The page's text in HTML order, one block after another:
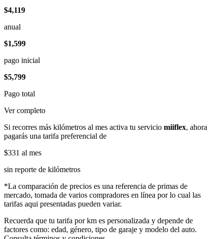
$4,119
anual
$1,599
pago inicial
$5,799
Pago total
Ver completo
Si recorres más kilómetros al mes activa tu servicio miiflex, ahora
pagarás una tarifa preferencial de
$331 al mes
sin reporte de kilómetros
*La comparación de precios es una referencia de primas de
mercado, tomada de varios compradores en línea por lo cual las
tarifas aqui presentadas pueden variar.
Recuerda que tu tarifa por km es personalizada y depende de
factores como: edad, género, tipo de garaje y modelo del auto.